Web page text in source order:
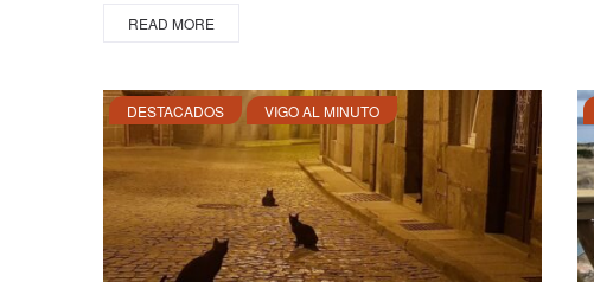
READ MORE
DESTACADOS VIGO AL MINUTO